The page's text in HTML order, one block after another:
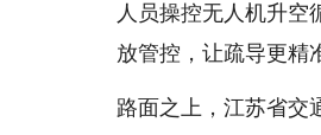
人员操控无人机升空
放管控，让疏导更精
路面之上，江苏省交